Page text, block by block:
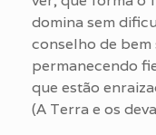
domina sem
conselho de
permanecendo
que estão
(A Terra e os